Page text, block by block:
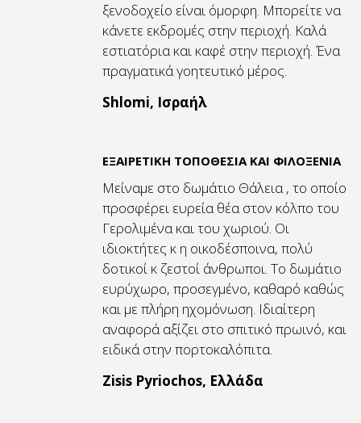
ξενοδοχείο είναι όμορφη. Μπορείτε να
κάνετε εκδρομές στην περιοχή. Καλά
εστιατόρια και καφέ στην περιοχή. Ένα
πραγματικά γοητευτικό μέρος.
Shlomi, Ισραήλ
ΕΞΑΙΡΕΤΙΚΗ ΤΟΠΟΘΕΣΙΑ ΚΑΙ ΦΙΛΟΞΕΝΙΑ
Μείναμε στο δωμάτιο Θάλεια , το οποίο
προσφέρει ευρεία θέα στον κόλπο του
Γερολιμένα και του χωριού. Οι
ιδιοκτήτες κ η οικοδέσποινα, πολύ
δοτικοί κ ζεστοί άνθρωποι. Το δωμάτιο
ευρύχωρο, προσεγμένο, καθαρό καθώς
και με πλήρη ηχομόνωση. Ιδιαίτερη
αναφορά αξίζει στο σπιτικό πρωινό, και
ειδικά στην πορτοκαλόπιτα.
Zisis Pyriochos, Ελλάδα